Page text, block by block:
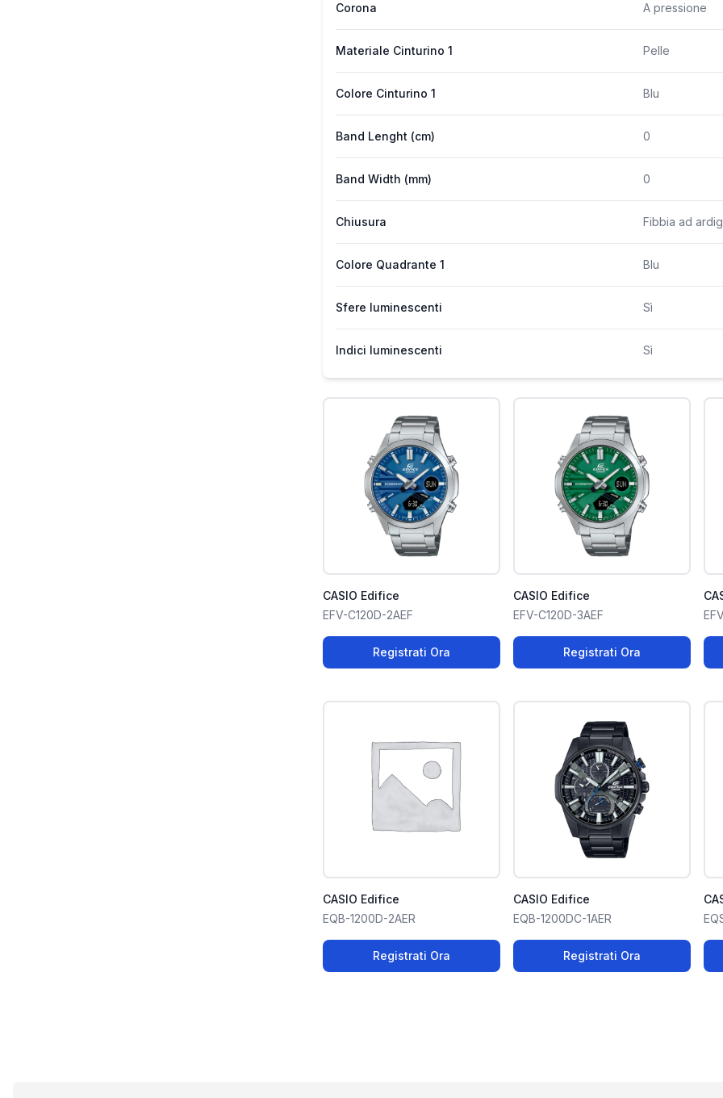
Corona A pressione
Materiale Cinturino 1 Pelle
Colore Cinturino 1 Blu
Band Lenght (cm) 0
Band Width (mm) 0
Chiusura Fibbia ad
Colore Quadrante 1 Blu
Sfere luminescenti Sì
Indici luminescenti Sì
CASIO Edifice
EFV-C120D-2AEF
Registrati Ora
CASIO Edifice
EFV-C120D-3AEF
Registrati Ora
CASIO Edifice
EQB-1200D-2AER
Registrati Ora
CASIO Edifice
EQB-1200DC-1AER
Registrati Ora